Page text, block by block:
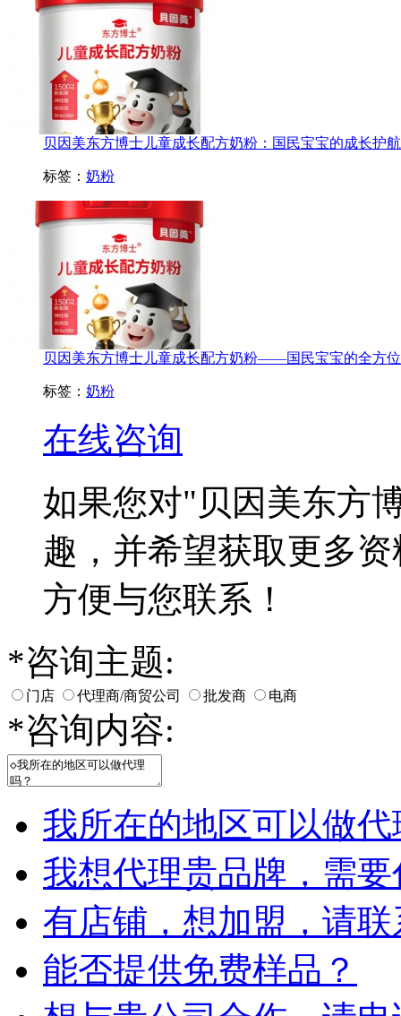
贝因美东方博士儿童成长配方奶粉：国民宝宝的成长护
标签： 奶粉
贝因美东方博士儿童成长配方奶粉——国民宝宝的全方
标签： 奶粉
在线咨询
如果您对"贝因美东方
趣，并希望获取更多
方便与您联系！
*咨询主题:
门店 代理商/商贸公司 批发商 电商
*咨询内容:
我所在的地区可以做
我想代理贵品牌，需
有店铺，想加盟，请
能否提供免费样品？